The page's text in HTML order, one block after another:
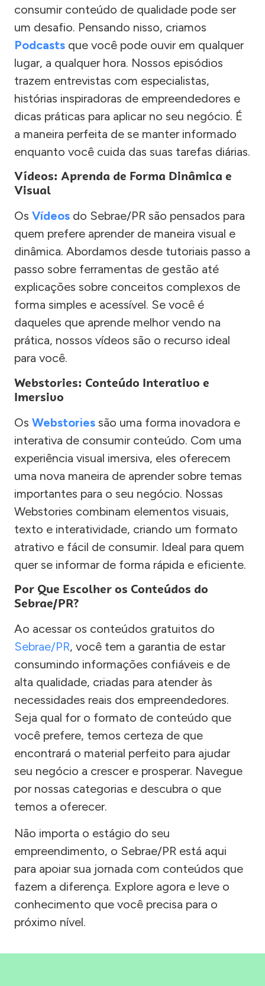
consumir conteúdo de qualidade pode ser
um desafio. Pensando nisso, criamos
Podcasts que você pode ouvir em qualquer
lugar, a qualquer hora. Nossos episódios
trazem entrevistas com especialistas,
histórias inspiradoras de empreendedores e
dicas práticas para aplicar no seu negócio. É
a maneira perfeita de se manter informado
enquanto você cuida das suas tarefas diárias.
Vídeos: Aprenda de Forma Dinâmica e
Visual
Os Vídeos do Sebrae/PR são pensados para
quem prefere aprender de maneira visual e
dinâmica. Abordamos desde tutoriais passo a
passo sobre ferramentas de gestão até
explicações sobre conceitos complexos de
forma simples e acessível. Se você é
daqueles que aprende melhor vendo na
prática, nossos vídeos são o recurso ideal
para você.
Webstories: Conteúdo Interativo e
Imersivo
Os Webstories são uma forma inovadora e
interativa de consumir conteúdo. Com uma
experiência visual imersiva, eles oferecem
uma nova maneira de aprender sobre temas
importantes para o seu negócio. Nossas
Webstories combinam elementos visuais,
texto e interatividade, criando um formato
atrativo e fácil de consumir. Ideal para quem
quer se informar de forma rápida e eficiente.
Por Que Escolher os Conteúdos do
Sebrae/PR?
Ao acessar os conteúdos gratuitos do
Sebrae/PR, você tem a garantia de estar
consumindo informações confiáveis e de
alta qualidade, criadas para atender às
necessidades reais dos empreendedores.
Seja qual for o formato de conteúdo que
você prefere, temos certeza de que
encontrará o material perfeito para ajudar
seu negócio a crescer e prosperar. Navegue
por nossas categorias e descubra o que
temos a oferecer.
Não importa o estágio do seu
empreendimento, o Sebrae/PR está aqui
para apoiar sua jornada com conteúdos que
fazem a diferença. Explore agora e leve o
conhecimento que você precisa para o
próximo nível.